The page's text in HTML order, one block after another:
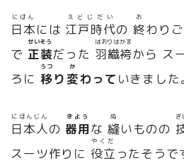
日本
にほん
には 江戸時代
えどじだい
の 終
お
わり
で 正装
せいそう
だった 羽織袴
はおりはかま
から ス
ろに 移
うつ
り 変
か
わって いきました
日本人
にほんじん
の器用
きよう
な 縫
ぬ
いものの
ぎ
スーツ作りに 役立
やくだ
ったそうで